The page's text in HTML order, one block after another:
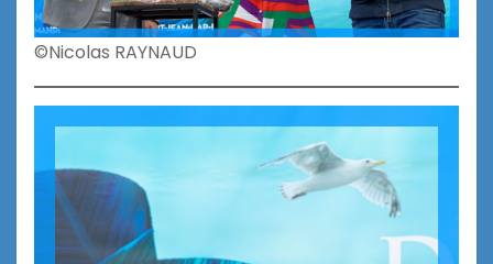
©Nicolas RAYNAUD